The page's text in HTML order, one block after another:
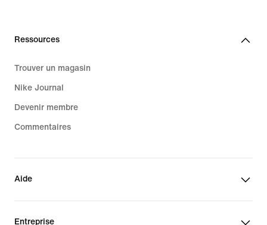
Ressources
Trouver un magasin
Nike Journal
Devenir membre
Commentaires
Aide
Entreprise